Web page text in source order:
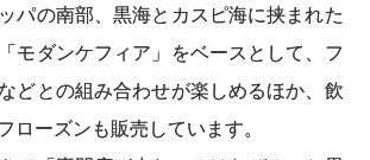
パの南部、黒海とカスピ海に挟まれた
モダンケフィア」をベースとして、フ
どとの組み合わせが楽しめるほか、飲
ローズンも販売しています。